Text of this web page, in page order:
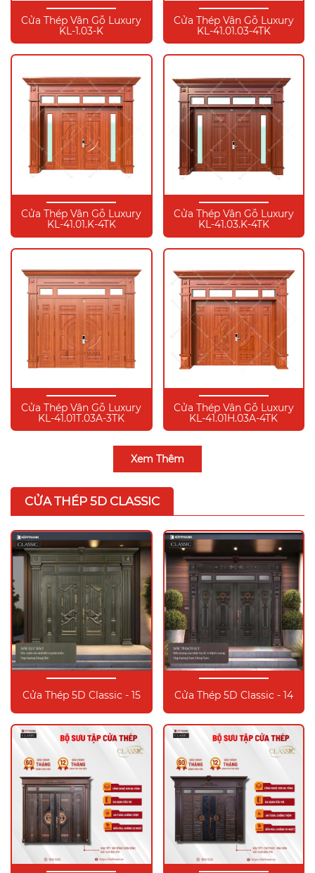
Cửa Thép Vân Gỗ Luxury
KL-1.03-K
Cửa Thép Vân Gỗ Luxury
KL-41.01.03-4TK
Cửa Thép Vân Gỗ Luxury
KL-41.01.K-4TK
Cửa Thép Vân Gỗ Luxury
KL-41.03.K-4TK
Cửa Thép Vân Gỗ Luxury
KL-41.01T.03A-3TK
Cửa Thép Vân Gỗ Luxury
KL-41.01H.03A-4TK
Xem Thêm
CỬA THÉP 5D CLASSIC
Cửa Thép 5D Classic - 15 Cửa Thép 5D Classic - 14